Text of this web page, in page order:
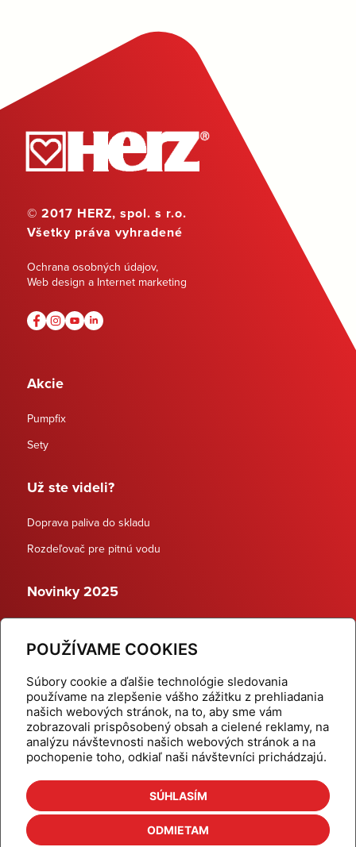
POUŽÍVAME COOKIES
Súbory cookie a ďalšie technológie sledovania
používame na zlepšenie vášho zážitku z prehliadania
našich webových stránok, na to, aby sme vám
zobrazovali prispôsobený obsah a cielené reklamy, na
analýzu návštevnosti našich webových stránok a na
pochopenie toho, odkiaľ naši návštevníci prichádzajú.
SÚHLASÍM
ODMIETAM
© 2017 HERZ, spol. s r.o.
Všetky práva vyhradené
Ochrana osobných údajov,
Web design a Internet marketing
Akcie
Pumpfix
Sety
Už ste videli?
Doprava paliva do skladu
Rozdeľovač pre pitnú vodu
Novinky 2025
Dynamické termostatické ventily
Domov
Produkty
Aktuality
Odber šikovné tipy
Kalkulačky
Cenníky
Na stiahnutie
Referencie
Kontakt